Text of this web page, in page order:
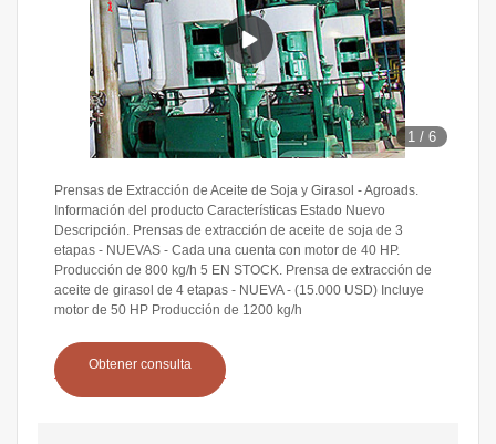
1 /6
Prensas de Extracción de Aceite de Soja y Girasol - Agroads.
Información del producto Características Estado Nuevo
Descripción. Prensas de extracción de aceite de soja de 3
etapas - NUEVAS - Cada una cuenta con motor de 40 HP.
Producción de 800 kg/h 5 EN STOCK. Prensa de extracción de
aceite de girasol de 4 etapas - NUEVA - (15.000 USD) Incluye
motor de 50 HP Producción de 1200 kg/h
Obtener consulta